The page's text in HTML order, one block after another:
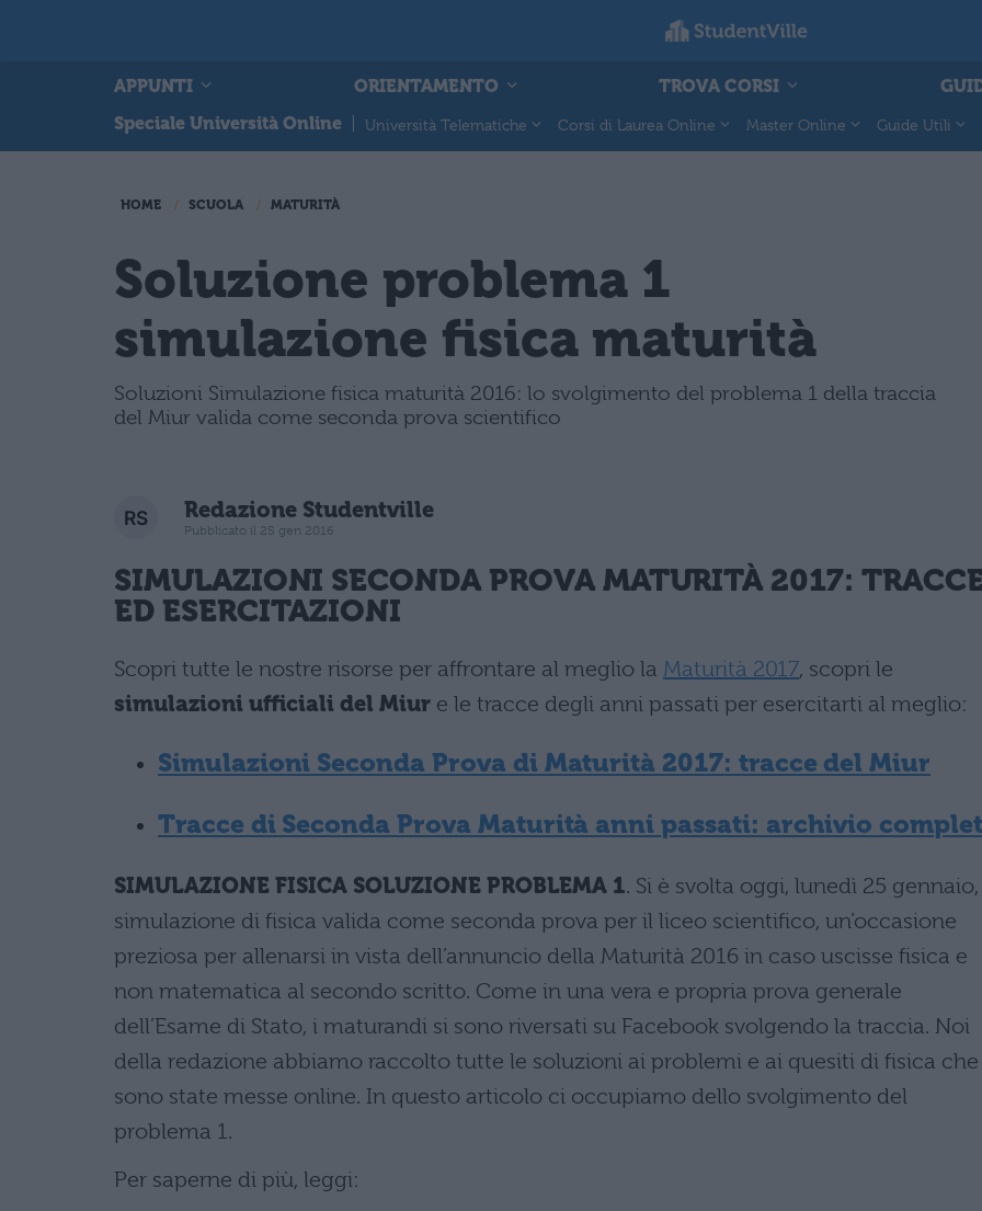
APPUNTI ORIENTAMENTO TROVA CORSI
Speciale Università Online
Università Telematiche Corsi di Laurea Online Master Online Guide Utili
HOME SCUOLA MATURITÀ
Soluzione problema 1
simulazione fisica maturità
Soluzioni Simulazione fisica maturità 2016: lo svolgimento del problema 1 della traccia
del Miur valida come seconda prova scientifico
Redazione Studentville
Pubblicato il 25 gen 2016
SIMULAZIONI SECONDA PROVA MATURITÀ 2017:
ED ESERCITAZIONI
Scopri tutte le nostre risorse per affrontare al meglio la Maturità 2017, scopri le
simulazioni ufficiali del Miur e le tracce degli anni passati per esercitarti al meglio:
Simulazioni Seconda Prova di Maturità 2017: tracce del Miur
Tracce di Seconda Prova Maturità anni passati: archivio
SIMULAZIONE FISICA SOLUZIONE PROBLEMA 1. Si è svolta oggi, lunedì 25
simulazione di fisica valida come seconda prova per il liceo scientifico, un’occasione
preziosa per allenarsi in vista dell’annuncio della Maturità 2016 in caso uscisse fisica e
non matematica al secondo scritto. Come in una vera e propria prova generale
dell’Esame di Stato, i maturandi si sono riversati su Facebook svolgendo la traccia. Noi
della redazione abbiamo raccolto tutte le soluzioni ai problemi e ai quesiti di fisica che
sono state messe online. In questo articolo ci occupiamo dello svolgimento del
problema 1.
Per saperne di più, leggi: